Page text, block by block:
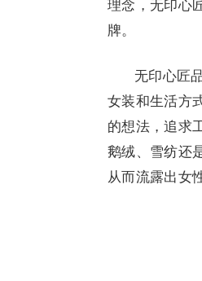
理念，无印心
牌。
无印心匠
女装和生活方
的想法，追求
鹅绒、雪纺还
从而流露出女